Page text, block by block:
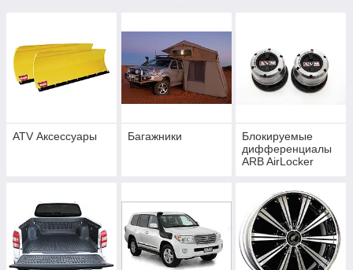
ATV Аксессуары Багажники
Блокируемые
дифференциалы
ARB AirLocker